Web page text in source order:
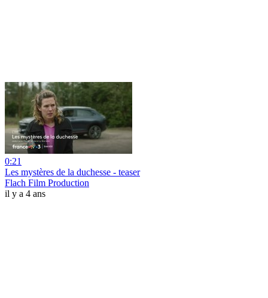
0:21
Les mystères de la duchesse - teaser
Flach Film Production
il y a 4 ans